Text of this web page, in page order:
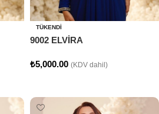
TÜKENDI
9002 ELVİRA
₺5,000.00 (KDV dahil)